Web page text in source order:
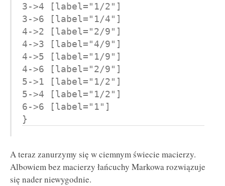
3->4 [label="1/2"]
3->6 [label="1/4"]
4->2 [label="2/9"]
4->3 [label="4/9"]
4->5 [label="1/9"]
4->6 [label="2/9"]
5->1 [label="1/2"]
5->4 [label="1/2"]
6->6 [label="1"]
}
A teraz zanurzymy się w ciemnym świecie macierzy.
Albowiem bez macierzy łańcuchy Markowa rozwiązuje
się nader niewygodnie.